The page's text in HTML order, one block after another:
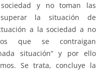
y no toman las
la situación de
a la sociedad a no
que se contraigan
situación” y por ello
Se trata, concluye la